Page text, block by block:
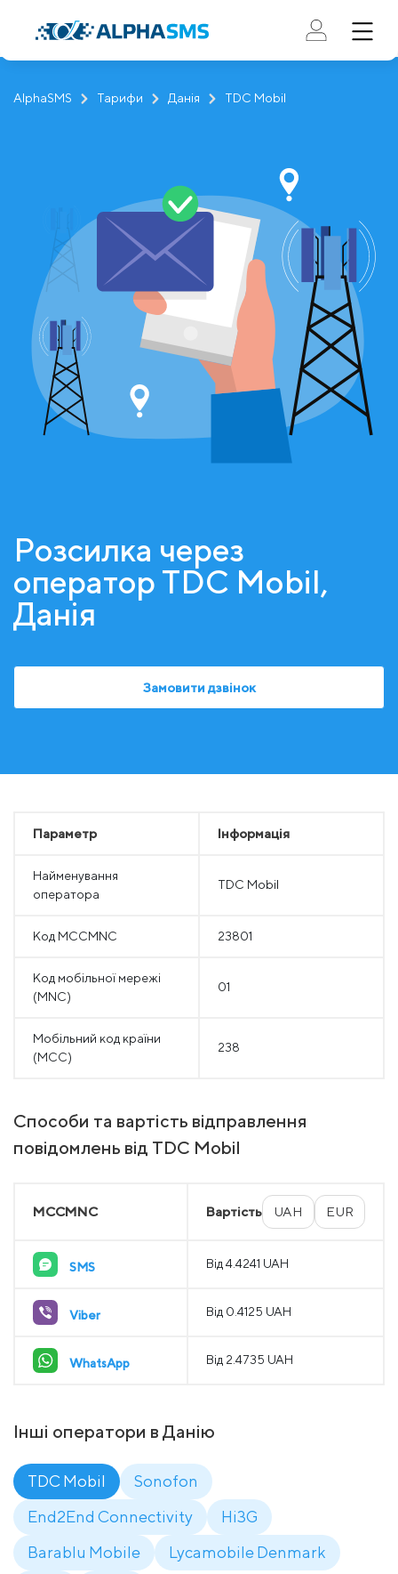
AlphaSMS Тарифи Данія TDC Mobil
Розсилка через
оператор TDC Mobil,
Данія
Замовити дзвінок
Параметр Інформація
Найменування
оператора
TDC Mobil
Код MCCMNC 23801
Код мобільної мережі
(MNC)
01
Мобільний код країни
(MCC)
238
Способи та вартість відправлення
повідомлень від TDC Mobil
MCCMNC Вартість UAH EUR
SMS Від 4.4241 UAH
Viber Від 0.4125 UAH
WhatsApp Від 2.4735 UAH
Інші оператори в Данію
TDC Mobil
Sonofon
End2End Connectivity
Hi3G
Barablu Mobile
Lycamobile Denmark